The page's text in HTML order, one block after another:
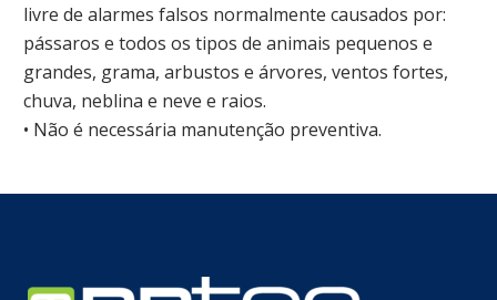
livre de alarmes falsos normalmente causados por:
pássaros e todos os tipos de animais pequenos e
grandes, grama, arbustos e árvores, ventos fortes,
chuva, neblina e neve e raios.
• Não é necessária manutenção preventiva.